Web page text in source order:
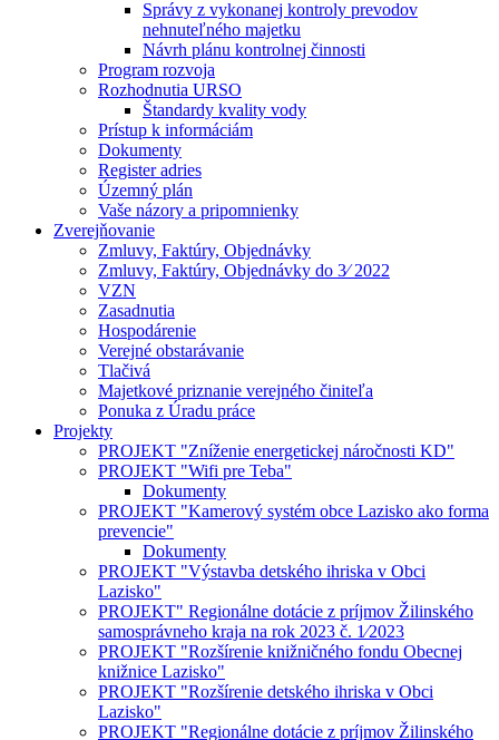
Správy z vykonanej kontroly prevodov
nehnuteľného majetku
Návrh plánu kontrolnej činnosti
Program rozvoja
Rozhodnutia URSO
Štandardy kvality vody
Prístup k informáciám
Dokumenty
Register adries
Územný plán
Vaše názory a pripomnienky
Zverejňovanie
Zmluvy, Faktúry, Objednávky
Zmluvy, Faktúry, Objednávky do 3⁄ 2022
VZN
Zasadnutia
Hospodárenie
Verejné obstarávanie
Tlačivá
Majetkové priznanie verejného činiteľa
Ponuka z Úradu práce
Projekty
PROJEKT "Zníženie energetickej náročnosti KD"
PROJEKT "Wifi pre Teba"
Dokumenty
PROJEKT "Kamerový systém obce Lazisko ako forma
prevencie"
Dokumenty
PROJEKT "Výstavba detského ihriska v Obci
Lazisko"
PROJEKT" Regionálne dotácie z príjmov Žilinského
samosprávneho kraja na rok 2023 č. 1⁄2023
PROJEKT "Rozšírenie knižničného fondu Obecnej
knižnice Lazisko"
PROJEKT "Rozšírenie detského ihriska v Obci
Lazisko"
PROJEKT "Regionálne dotácie z príjmov Žilinského